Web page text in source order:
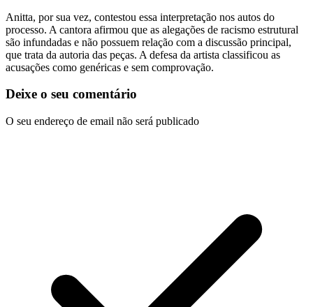
Anitta, por sua vez, contestou essa interpretação nos autos do
processo. A cantora afirmou que as alegações de racismo estrutural
são infundadas e não possuem relação com a discussão principal,
que trata da autoria das peças. A defesa da artista classificou as
acusações como genéricas e sem comprovação.
Deixe o seu comentário
O seu endereço de email não será publicado